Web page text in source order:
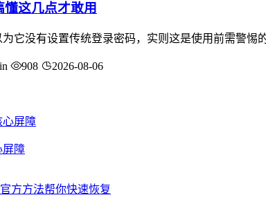
这几点才敢用
它没有设置传统登录密码，实则这是使用前需警
908 2026-08-06
屏障